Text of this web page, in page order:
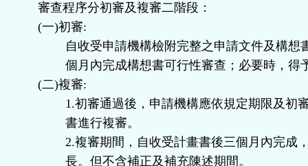
審查程序分初審及複審二階段：
(一)初審:
自收受申請機構檢附完整之申請文件及構想
個月內完成構想書可行性審查；必要時，得
(二)複審:
1.初審通過後，申請機構應依規定期限及初
書進行複審。
2.複審期間，自收受計畫書後三個月內完成
長。但不含補正及補充陳述期間。